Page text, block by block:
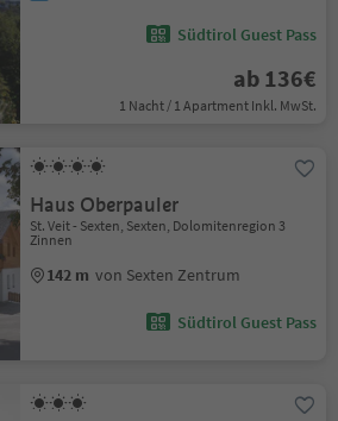
Südtirol Guest Pass
ab 136€
1 Nacht / 1 Apartment Inkl. MwSt.
Haus Oberpauler
St. Veit - Sexten, Sexten, Dolomitenregion 3
Zinnen
142 m von Sexten Zentrum
Südtirol Guest Pass